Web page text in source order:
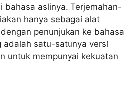
bahasa aslinya. Terjemahan-
hanya sebagai alat
penunjukan ke bahasa
adalah satu-satunya versi
untuk mempunyai kekuatan